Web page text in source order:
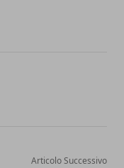
Articolo Successivo